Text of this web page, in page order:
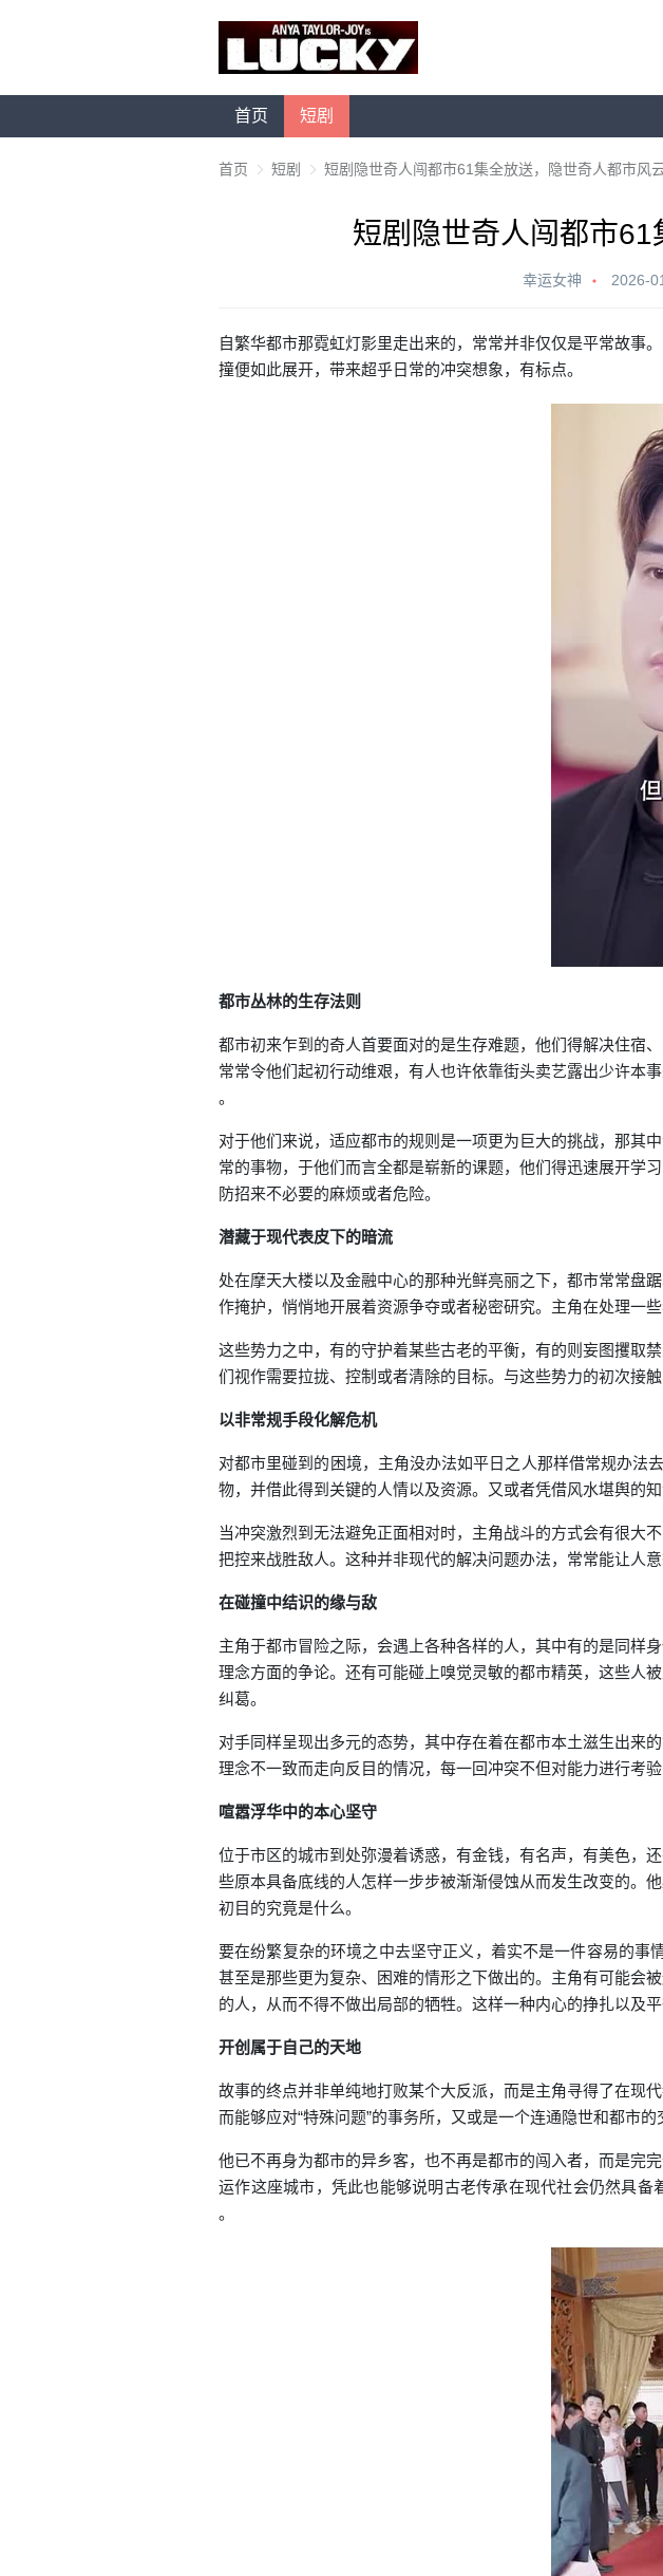
首页 短剧
首页 短剧 短剧隐世奇人闯都市61集全放送，隐世奇人都市风
短剧隐世奇人闯都市
幸运女神 2026-
自繁华都市那霓虹灯影里走出来的，常常并非仅仅是平常故事
撞便如此展开，带来超乎日常的冲突想象，有标点。
都市丛林的生存法则
都市初来乍到的奇人首要面对的是生存难题，他们得解决住宿
常常令他们起初行动维艰，有人也许依靠街头卖艺露出少许本
。
对于他们来说，适应都市的规则是一项更为巨大的挑战，那其
常的事物，于他们而言全都是崭新的课题，他们得迅速展开学
防招来不必要的麻烦或者危险。
潜藏于现代表皮下的暗流
处在摩天大楼以及金融中心的那种光鲜亮丽之下，都市常常盘
作掩护，悄悄地开展着资源争夺或者秘密研究。主角在处理一
这些势力之中，有的守护着某些古老的平衡，有的则妄图攫取
们视作需要拉拢、控制或者清除的目标。与这些势力的初次接
以非常规手段化解危机
对都市里碰到的困境，主角没办法如平日之人那样借常规办法
物，并借此得到关键的人情以及资源。又或者凭借风水堪舆的
当冲突激烈到无法避免正面相对时，主角战斗的方式会有很大
把控来战胜敌人。这种并非现代的解决问题办法，常常能让人
在碰撞中结识的缘与敌
主角于都市冒险之际，会遇上各种各样的人，其中有的是同样
理念方面的争论。还有可能碰上嗅觉灵敏的都市精英，这些人
纠葛。
对手同样呈现出多元的态势，其中存在着在都市本土滋生出来
理念不一致而走向反目的情况，每一回冲突不但对能力进行考
喧嚣浮华中的本心坚守
位于市区的城市到处弥漫着诱惑，有金钱，有名声，有美色，
些原本具备底线的人怎样一步步被渐渐侵蚀从而发生改变的。
初目的究竟是什么。
要在纷繁复杂的环境之中去坚守正义，着实不是一件容易的事
甚至是那些更为复杂、困难的情形之下做出的。主角有可能会
的人，从而不得不做出局部的牺牲。这样一种内心的挣扎以及
开创属于自己的天地
故事的终点并非单纯地打败某个大反派，而是主角寻得了在现
而能够应对“特殊问题”的事务所，又或是一个连通隐世和都市
他已不再身为都市的异乡客，也不再是都市的闯入者，而是完
运作这座城市，凭此也能够说明古老传承在现代社会仍然具
。